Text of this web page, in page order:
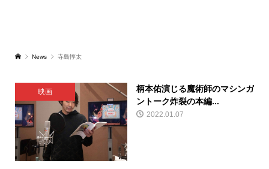
News 寺島惇太
映画
柄本佑演じる魔術師のマシンガ
ントーク炸裂の本編...
2022.01.07